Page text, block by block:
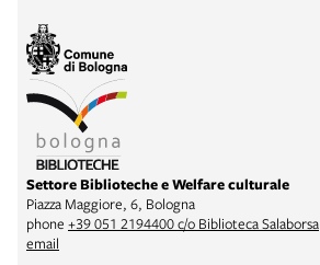
Settore Biblioteche e Welfare culturale
Piazza Maggiore, 6, Bologna
phone +39 051 2194400 c/o Biblioteca Salaborsa
email